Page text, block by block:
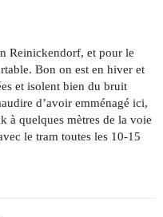
Reinickendorf, et pour le
Bon on est en hiver et
et isolent bien du bruit
d’avoir emménagé ici,
à quelques mètres de la voie
le tram toutes les 10-15